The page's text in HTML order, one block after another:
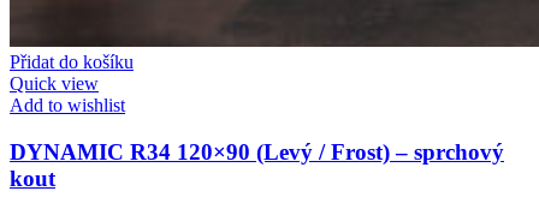
Přidat do košíku
Quick view
Add to wishlist
DYNAMIC R34 120×90 (Levý / Frost) – sprchový
kout